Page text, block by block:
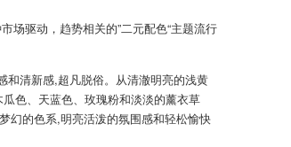
场驱动，趋势相关的”二元配色“主题流行
和清新感,超凡脱俗。从清澈明亮的浅黄
色、天蓝色、玫瑰粉和淡淡的薰衣草
幻的色系,明亮活泼的氛围感和轻松愉快